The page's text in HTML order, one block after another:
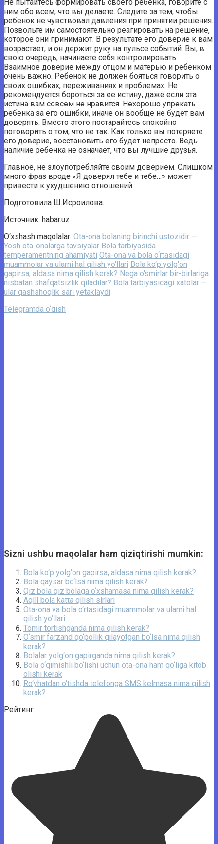
Не пытайтесь формировать своего ребенка, говорите с
ним обо всем, что вы делаете. Следите за тем, чтобы
ребенок не чувствовал давления при принятии решения.
Позвольте им самостоятельно реагировать на решение,
которое они принимают. В результате его доверие к вам
возрастает, и он держит руку на пульсе событий. Вы, в
свою очередь, начинаете себя контролировать.
Взаимное доверие между отцом и матерью и ребенком
очень важно. Ребенок не должен бояться говорить о
своих ошибках, переживаниях и проблемах. Не
рекомендуется бороться за ее истину, даже если эта
истина вам совсем не нравится. Нехорошо упрекать
ребенка за его ошибки, иначе он вообще не будет вам
доверять. Вместо этого постарайтесь спокойно
поговорить о том, что не так. Как только вы потеряете
его доверие, восстановить его будет непросто. Ведь
наличие ребенка не означает, что вы лучшие друзья.
Главное, не злоупотребляйте своим доверием. Слишком
много фраз вроде «Я доверял тебе и тебе…» может
привести к ухудшению отношений.
Подготовила Ш.Исроилова.
Источник: habar.uz
O‘xshash maqolalar: Ota-ona bolaning birinchi ustozidir —
Yosh ota-onalarga tavsiyalar Bola tarbiyasida
temperamentning ahamiyati Ota-ona va bola o‘rtasidagi
muammolar va ularni hal qilish yo‘llari Bola ko‘p yolg‘on
gapirsa, aldasa nima qilish kerak? Nega o‘smirlar bir-birlariga
nisbatan shafqatsizlik qiladilar? Bola tarbiyasidagi xatolar —
ular qashshoqlik sari yetaklaydi
Telegramda o‘qish
Sizni ushbu maqolalar ham qiziqtirishi mumkin:
Bola ko‘p yolg‘on gapirsa, aldasa nima qilish kerak?
Bola qaysar bo‘lsa nima qilish kerak?
Qiz bola qiz bolaga o‘xshamasa nima qilish kerak?
Aqlli bola katta qilish sirlari
Ota-ona va bola o‘rtasidagi muammolar va ularni hal
qilish yo‘llari
Tomir tortishganda nima qilish kerak?
O‘smir farzand qo‘pollik qilayotgan bo‘lsa nima qilish
kerak?
Bolalar yolg‘on gapirganda nima qilish kerak?
Bola o‘qimishli bo‘lishi uchun ota-ona ham qo‘liga kitob
olishi kerak
Ro‘yhatdan o‘tishda telefonga SMS kelmasa nima qilish
kerak?
Рейтинг